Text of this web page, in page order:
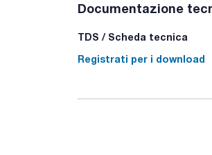
Documentazione
TDS / Scheda tecnica
Registrati per i download